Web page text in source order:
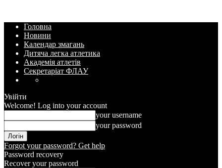
Головна
Новини
Календар змагань
Дитяча легка атлетика
Академія атлетів
Секретаріат ФЛАУ
Увійти
Welcome! Log into your account
your username
your password
Forgot your password? Get help
Password recovery
Recover your password